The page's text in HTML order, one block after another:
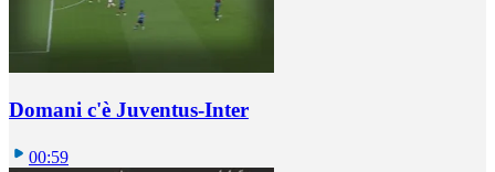
Domani c'è Juventus-Inter
00:59